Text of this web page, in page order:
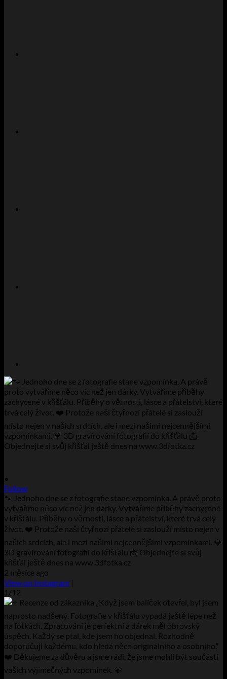
•
Follow
🐾 Jednoho dne se z fotografie stane vzpomínka. A právě proto
vytváříme něco víc než jen dárky. Vytváříme příběhy zachycené
v křišťálu. Příběhy o věrnosti, lásce a přátelství, které trvá celý
život. ❤️ Protože naši čtyřnozí přátelé si zaslouží místo nejen v
našich srdcích, ale i mezi našimi nejcennějšími vzpomínkami. 💎
3D gravírování fotografií do křišťálu 📩 Objednejte si svůj
křišťál ještě dnes na www.3dfotka.cz
2 měsíce ago
View on Instagram |
1/12